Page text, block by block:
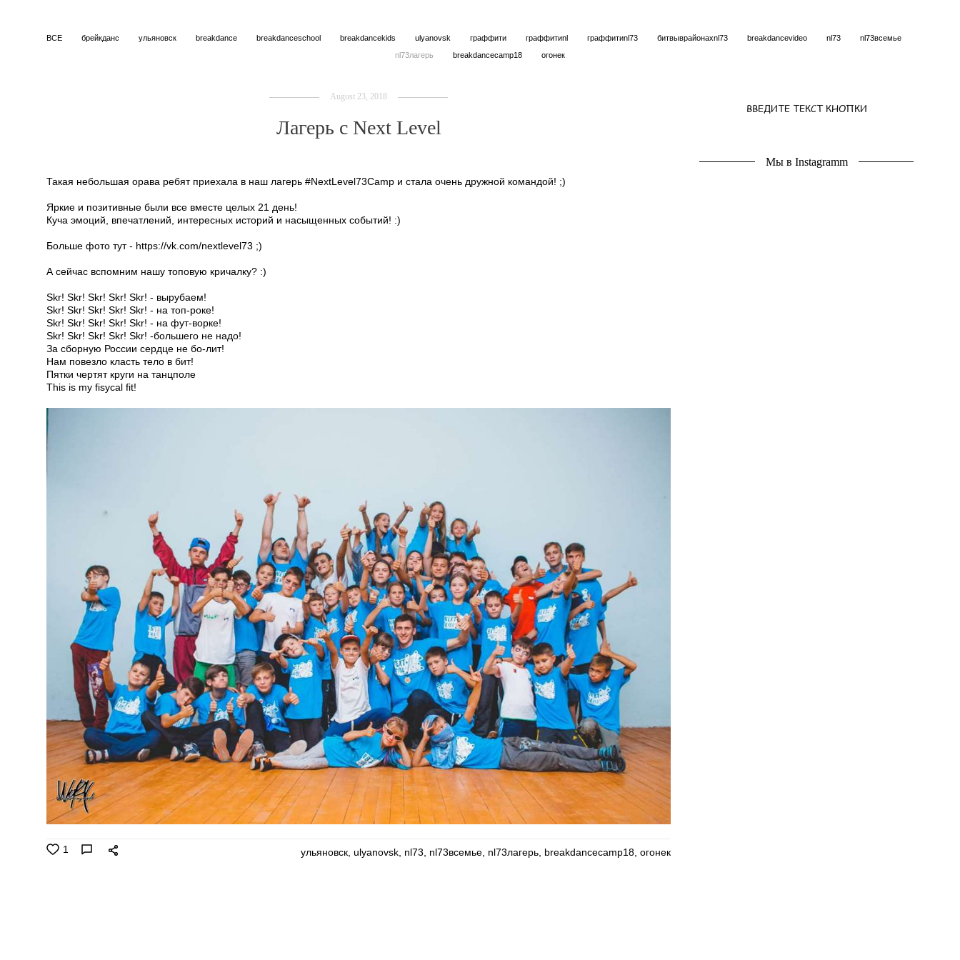
ВСЕ брейкданс ульяновск breakdance breakdanceschool breakdancekids ulyanovsk граффити граффитиnl граффитиnl73 битвыврайонахnl73 breakdancevideo nl73
nl73всемье
nl73лагерь
breakdancecamp18 огонек
August 23, 2018
Лагерь с Next Level
Такая небольшая орава ребят приехала в наш лагерь #NextLevel73Camp и стала очень дружной командой! ;)
Яркие и позитивные были все вместе целых 21 день!
Куча эмоций, впечатлений, интересных историй и насыщенных событий! :)
Больше фото тут - https://vk.com/nextlevel73 ;)
А сейчас вспомним нашу топовую кричалку? :)
Skr! Skr! Skr! Skr! Skr! - вырубаем!
Skr! Skr! Skr! Skr! Skr! - на топ-роке!
Skr! Skr! Skr! Skr! Skr! - на фут-ворке!
Skr! Skr! Skr! Skr! Skr! -большего не надо!
За сборную России сердце не бо-лит!
Нам повезло класть тело в бит!
Пятки чертят круги на танцполе
This is my fisycal fit!
1 ульяновск ulyanovsk nl73 nl73всемье nl73лагерь breakdancecamp18 огонек
ВВЕДИТЕ ТЕКСТ КНОПКИ
Мы в Instagramm